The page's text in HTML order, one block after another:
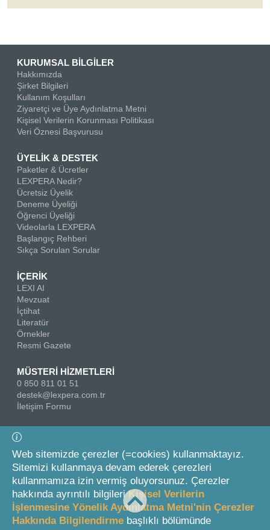
KURUMSAL BİLGİLER
Hakkımızda
Şirket Bilgileri
Kullanım Koşulları
Ziyaretçi ve Üye Aydınlatma Metni
Kişisel Verilerin Korunması Politikası
Veri Öznesi Başvurusu
ÜYELİK & DESTEK
Paketler & Ücretler
LEXPERA Nedir?
Ücretsiz Üyelik
Deneme Üyeliği
Öğrenci Üyeliği
Videolarla LEXPERA
Başlangıç Rehberi
Sıkça Sorulan Sorular
İÇERİK
LEXI AI
Mevzuat
İçtihat
Literatür
Örnekler
Resmi Gazete
MÜSTERİ HİZMETLERİ
0 850 811 01 51
destek@lexpera.com.tr
İletişim Formu
Bizi Takip Edin
© 2026 On İki Levha Yayıncılık A.Ş.
Web sitemizde çerezler (=cookies) kullanmaktayız.
Sitemizi kullanmaya devam ederek çerezleri
kullanmamıza izin vermiş oluyorsunuz. Çerezler
hakkında ayrıntılı bilgileriKişisel Verilerin
İşlenmesine Yönelik Aydınlatma Metni'nin Çerezler
Hakkında Bilgilendirme başlıklı bölümünde